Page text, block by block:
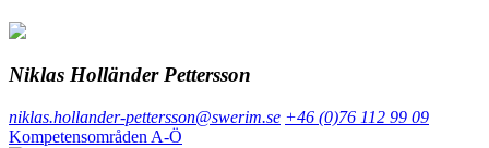
Niklas Holländer Pettersson
niklas.hollander-pettersson@swerim.se +46 (0)76 112 99 09
Kompetensområden A-Ö